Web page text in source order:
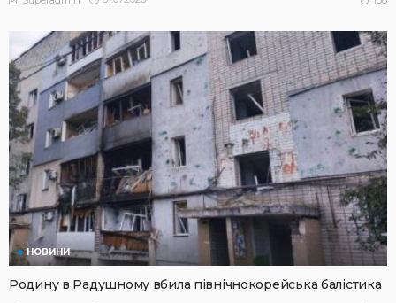
НОВИНИ
Родину в Радушному вбила північнокорейська балістика